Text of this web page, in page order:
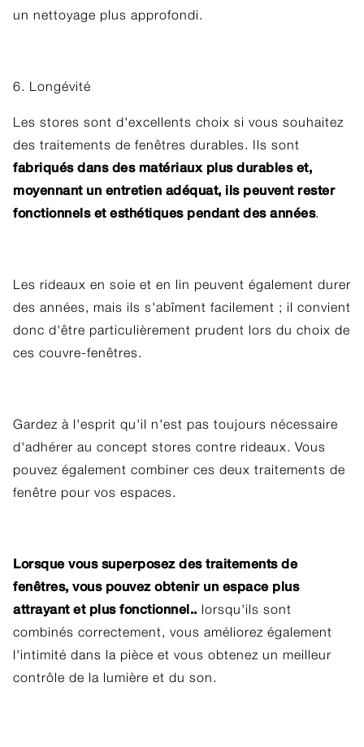
un nettoyage plus approfondi.
6. Longévité
Les stores sont d'excellents choix si vous souhaitez
des traitements de fenêtres durables. Ils sont
fabriqués dans des matériaux plus durables et,
moyennant un entretien adéquat, ils peuvent rester
fonctionnels et esthétiques pendant des années.
Les rideaux en soie et en lin peuvent également durer
des années, mais ils s'abîment facilement ; il convient
donc d'être particulièrement prudent lors du choix de
ces couvre-fenêtres.
Gardez à l'esprit qu'il n'est pas toujours nécessaire
d'adhérer au concept stores contre rideaux. Vous
pouvez également combiner ces deux traitements de
fenêtre pour vos espaces.
Lorsque vous superposez des traitements de
fenêtres, vous pouvez obtenir un espace plus
attrayant et plus fonctionnel.. lorsqu'ils sont
combinés correctement, vous améliorez également
l'intimité dans la pièce et vous obtenez un meilleur
contrôle de la lumière et du son.